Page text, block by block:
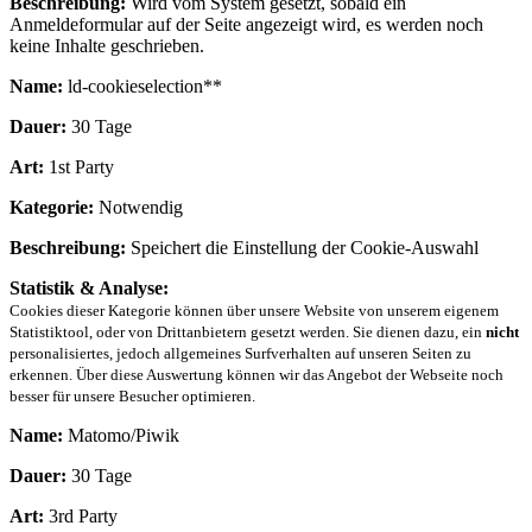
Anmeldeformular auf der Seite angezeigt wird, es werden noch
keine Inhalte geschrieben.
Name: ld-cookieselection**
Dauer: 30 Tage
Art: 1st Party
Kategorie: Notwendig
Beschreibung: Speichert die Einstellung der Cookie-Auswahl
Statistik & Analyse:
Cookies dieser Kategorie können über unsere Website von unserem eigenem
Statistiktool, oder von Drittanbietern gesetzt werden. Sie dienen dazu, ein nicht
personalisiertes, jedoch allgemeines Surfverhalten auf unseren Seiten zu
erkennen. Über diese Auswertung können wir das Angebot der Webseite noch
besser für unsere Besucher optimieren.
Name: Matomo/Piwik
Dauer: 30 Tage
Art: 3rd Party